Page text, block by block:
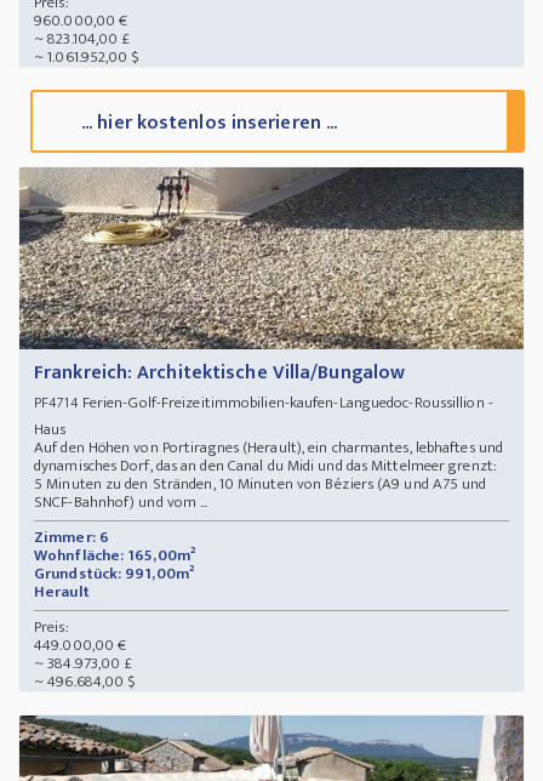
960.000,00 €
~ 823.104,00 £
~ 1.061.952,00 $
... hier kostenlos inserieren ...
Frankreich: Architektische Villa/Bungalow
PF4714Ferien-Golf-Freizeitimmobilien-kaufen-Languedoc-Roussillion -
Haus
Auf den Höhen von Portiragnes (Herault), ein charmantes, lebhaftes und
dynamisches Dorf, das an den Canal du Midi und das Mittelmeer grenzt:
5 Minuten zu den Stränden, 10 Minuten von Béziers (A9 und A75 und
SNCF-Bahnhof) und vom ...
Zimmer: 6
Wohnfläche: 165,00m²
Grundstück: 991,00m²
Herault
Preis:
449.000,00 €
~ 384.973,00 £
~ 496.684,00 $